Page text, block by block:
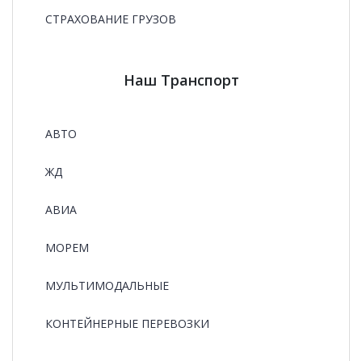
СТРАХОВАНИЕ ГРУЗОВ
Наш Транспорт
АВТО
ЖД
АВИА
МОРЕМ
МУЛЬТИМОДАЛЬНЫЕ
КОНТЕЙНЕРНЫЕ ПЕРЕВОЗКИ